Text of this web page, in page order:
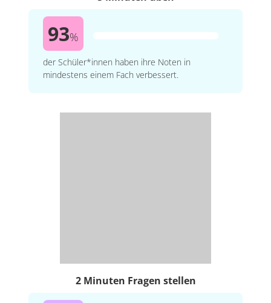
93%
der Schüler*innen haben ihre Noten in
mindestens einem Fach verbessert.
2 Minuten Fragen stellen